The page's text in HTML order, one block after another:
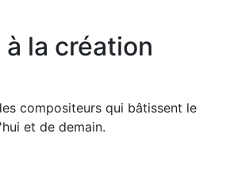
la création
compositeurs qui bâtissent le
et de demain.